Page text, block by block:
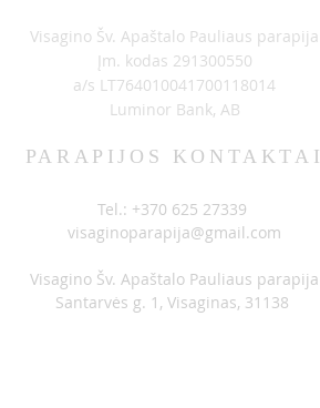
Visagino Šv. Apaštalo Pauliaus parapija
Įm. kodas 291300550
a/s LT764010041700118014
Luminor Bank, AB
PARAPIJOS KONTAKTAI
Tel.: +370 625 27339
visaginoparapija@gmail.com
Visagino Šv. Apaštalo Pauliaus parapija
Santarvės g. 1, Visaginas, 31138